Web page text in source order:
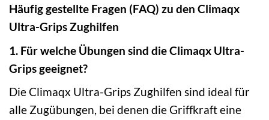
Häufig gestellte Fragen (FAQ) zu den Climaqx
Ultra-Grips Zughilfen
1. Für welche Übungen sind die Climaqx Ultra-
Grips geeignet?
Die Climaqx Ultra-Grips Zughilfen sind ideal für
alle Zugübungen, bei denen die Griffkraft eine